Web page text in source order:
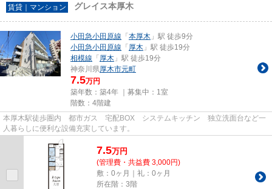
賃貸｜マンション グレイス本厚木
小田急小田原線 「本厚木 」駅 徒歩9分
小田急小田原線 「厚木 」駅 徒歩19分
相模線 「厚木 」駅 徒歩19分
神奈川県厚木市元町
7.5万円
築年数：築4年 ｜募集中： 1室
階数：4階建
本厚木駅徒歩圏内 都市ガス 宅配BOX システムキッチン 独立洗面台など一
人暮らしに便利な設備充実しています。
7.5万円
(管理費・共益費 3,000円)
敷：0ヶ月｜礼：0ヶ月
所在階：3階